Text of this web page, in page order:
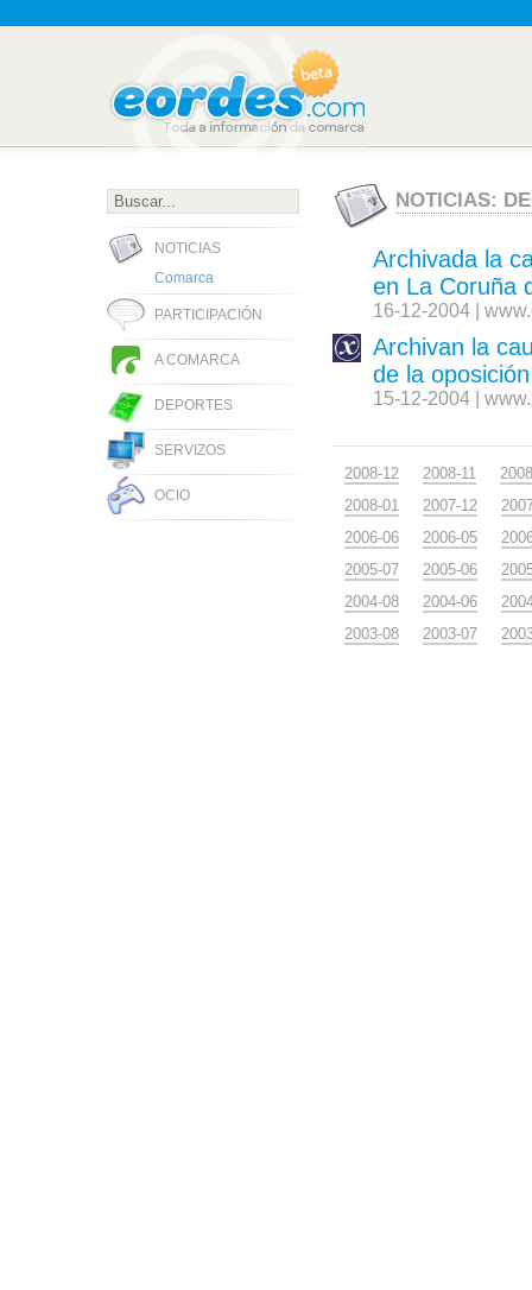
NOTICIAS
Comarca
PARTICIPACIÓN
A COMARCA
DEPORTES
SERVIZOS
OCIO
NOTICIAS:
Archivada la
en La Coruña
16-12-2004 |
Archivan la
de la oposición
15-12-2004 |
2008-12 2008-11
2008-01
2007-12
2006-06
2006-05
2005-07
2005-06
2004-08
2004-06
2003-08
2003-07